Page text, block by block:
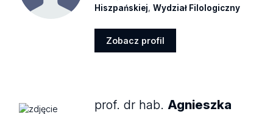
Hiszpańskiej,Wydział Filologiczny
Zobacz profil
prof. dr hab.Agnieszka